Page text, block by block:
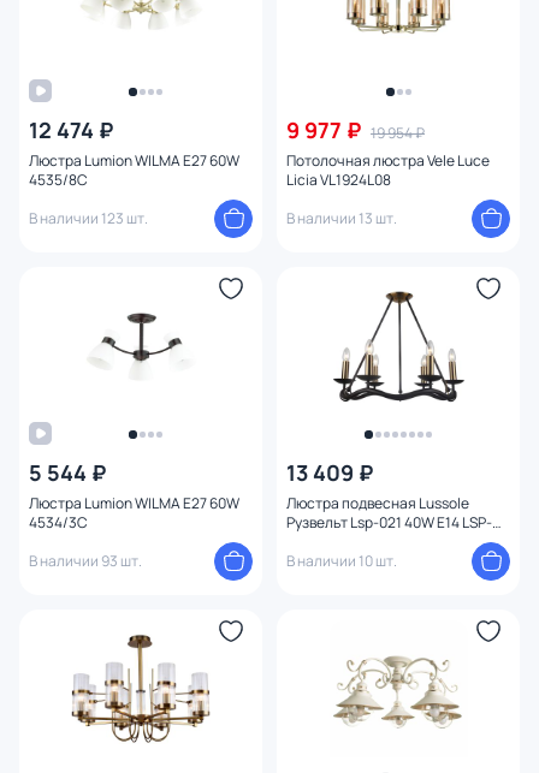
12 474 ₽
Люстра Lumion WILMA E27 60W
4535/8C
В наличии 123 шт.
9 977 ₽ 19 954 ₽
Потолочная люстра Vele Luce
Licia VL1924L08
В наличии 13 шт.
5 544 ₽
Люстра Lumion WILMA E27 60W
4534/3C
В наличии 93 шт.
13 409 ₽
Люстра подвесная Lussole
Рузвельт Lsp-021 40W E14 LSP-
В наличии 10 шт.